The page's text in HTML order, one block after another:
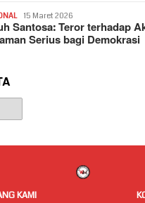
15 Maret 2026
Santosa: Teror terhadap
Serius bagi Demokrasi
KAMI